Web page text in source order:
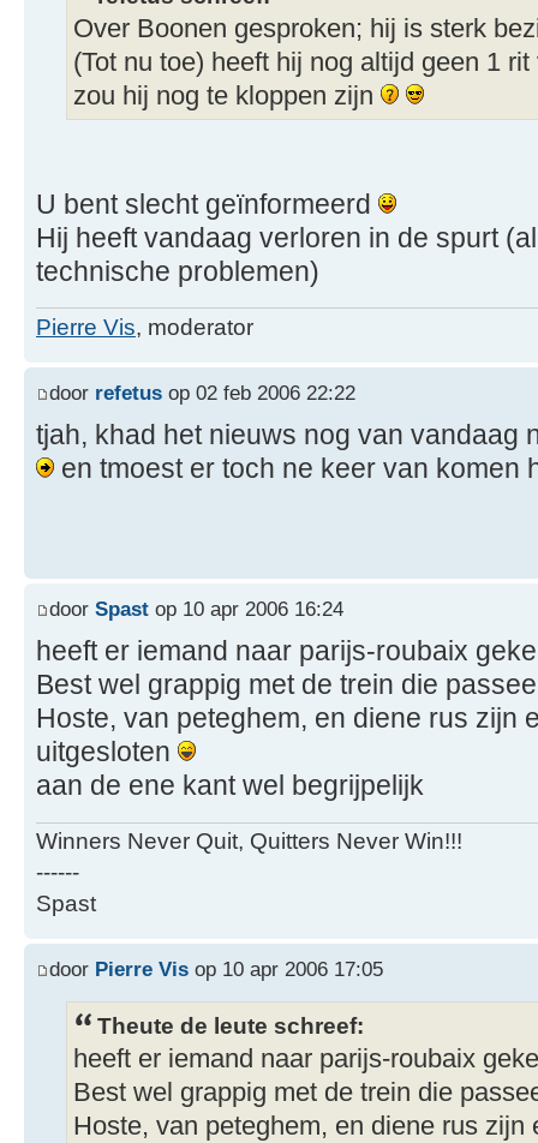
Over Boonen gesproken; hij is sterk
(Tot nu toe) heeft hij nog altijd geen 1
zou hij nog te kloppen zijn
U bent slecht geïnformeerd
Hij heeft vandaag verloren in de spurt
technische problemen)
Pierre Vis, moderator
door refetus op 02 feb 2006 22:22
tjah, khad het nieuws nog van vandaag
en tmoest er toch ne keer van komen
door Spast op 10 apr 2006 16:24
heeft er iemand naar parijs-roubaix
Best wel grappig met de trein die
Hoste, van peteghem, en diene rus zijn
uitgesloten
aan de ene kant wel begrijpelijk
Winners Never Quit, Quitters Never Win!!!
------
Spast
door Pierre Vis op 10 apr 2006 17:05
Theute de leute schreef:
heeft er iemand naar parijs-roubaix
Best wel grappig met de trein die
Hoste, van peteghem, en diene rus zijn